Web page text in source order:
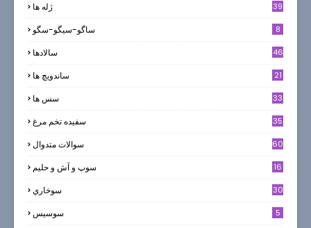
ژله ها 39
ساگو-سیگو-سگو 8
سالادها 46
ساندویچ ها 21
سس ها 33
سفيده تخم مرغ 35
سوالات متدوال 60
سوپ و آش و حليم 16
سوخاري 30
سوسيس 5